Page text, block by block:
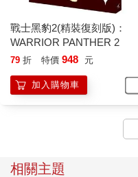
戰士黑豹2(精裝復刻版)：
WARRIOR PANTHER 2
79 折 特價 948 元
加入購物車
相關主題